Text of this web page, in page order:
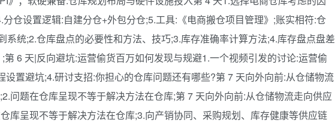
仓设置逻辑:自建分仓+外包分仓;5.工具:《电商搬仓项目管理》;账实相符:仓
统;2.仓库盘点的必要性和方法、技巧;3.库存准确率计算方法;4.库存盘点盘差
6 天|反向避坑:运营偷货百万如何发现与规避1.一个视频引发的讨论:运营偷
置避坑;4.研讨支招:你担心的仓库问题还有哪些?第 7 天向外向前:从仓储物流
问题在仓库呈现不等于解决方法在仓库;第 7 天向外向前:从仓储物流走向供应
库呈现不等于解决方法在仓库;3.向产销协同、采购规划、库存健康等供应链